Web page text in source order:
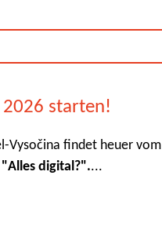
starten!
Vysočina findet heuer
"Alles digital?"....